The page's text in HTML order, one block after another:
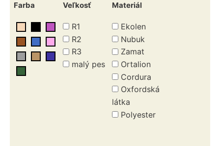
Farba Veľkosť
R1
R2
R3
malý pes
Materiál
Ekolen
Nubuk
Zamat
Ortalion
Cordura
Oxfordská
látka
Polyester